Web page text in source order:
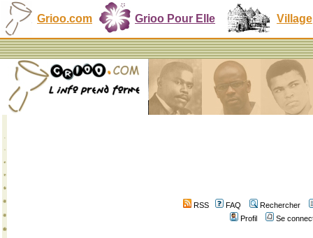
Grioo.com Grioo Pour Elle Village
RSS FAQ
Rechercher
Profil
Se